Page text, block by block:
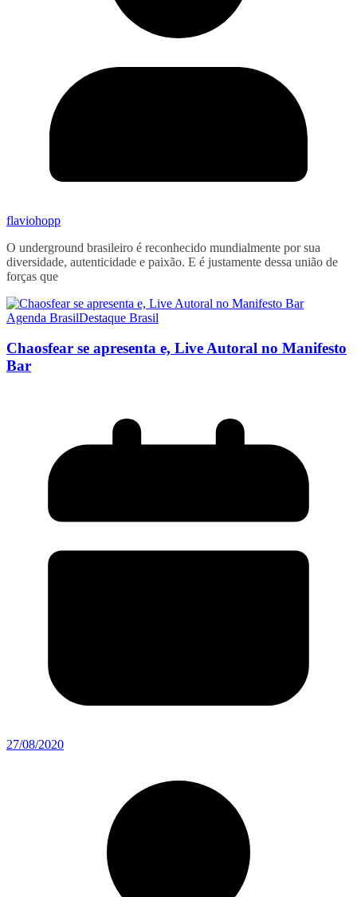
flaviohopp
O underground brasileiro é reconhecido mundialmente por sua
diversidade, autenticidade e paixão. E é justamente dessa união de
forças que
Agenda BrasilDestaque Brasil
Chaosfear se apresenta e, Live Autoral no Manifesto
Bar
27/08/2020